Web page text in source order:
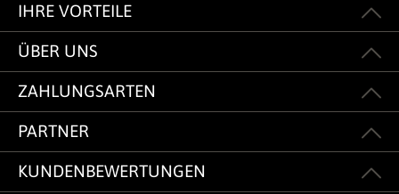
IHRE VORTEILE
ÜBER UNS
ZAHLUNGSARTEN
PARTNER
KUNDENBEWERTUNGEN